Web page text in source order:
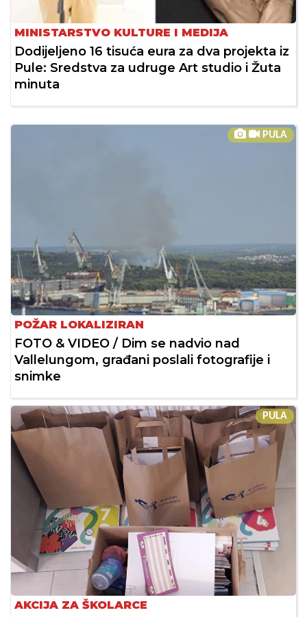
MINISTARSTVO KULTURE I MEDIJA
Dodijeljeno 16 tisuća eura za dva projekta iz
Pule: Sredstva za udruge Art studio i Žuta
minuta
PULA
POŽAR LOKALIZIRAN
FOTO & VIDEO / Dim se nadvio nad
Vallelungom, građani poslali fotografije i
snimke
PULA
AKCIJA ZA ŠKOLARCE